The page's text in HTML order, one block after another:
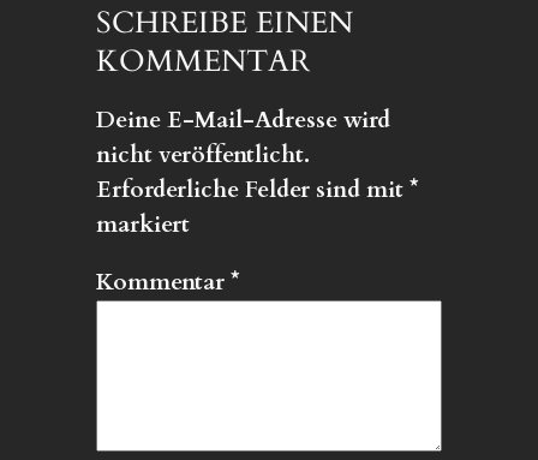
SCHREIBE EINEN
KOMMENTAR
Deine E-Mail-Adresse wird
nicht veröffentlicht.
Erforderliche Felder sind mit*
markiert
Kommentar*